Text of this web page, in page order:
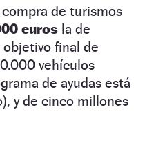
compra de turismos
euros la de
objetivo final de
vehículos
de ayudas está
y de cinco millones